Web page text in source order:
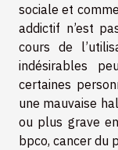
sociale et
addictif n’est
cours de
indésirables
certaines
une mauvaise
ou plus grave
bpco, cancer du